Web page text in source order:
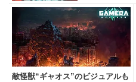
敵怪獣“ギャオス”のビジュアルも